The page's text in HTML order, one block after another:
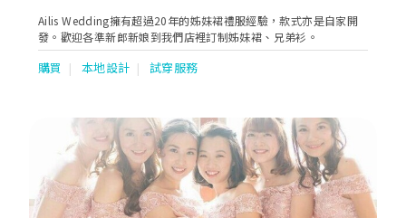
Ailis Wedding擁有超過20年的姊妹裙禮服經驗，款式亦是自家開
發。歡迎各準新郎新娘到我們店裡訂制姊妹裙、兄弟衫。
購買 本地設計 試穿服務